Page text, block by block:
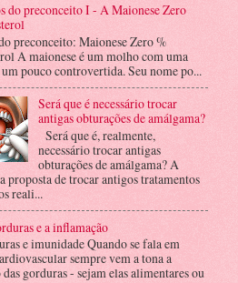
do preconceito I - A Maionese Zero
preconceito: Maionese Zero %
A maionese é um molho com uma
pouco controvertida. Seu nome po...
Será que é necessário trocar
antigas obturações de amálgama?
Será que é, realmente,
necessário trocar antigas
obturações de amálgama? A
proposta de trocar antigos tratamentos
reali...
e a inflamação
e imunidade Quando se fala em
sempre vem a tona a
das gorduras - sejam elas alimentares ou